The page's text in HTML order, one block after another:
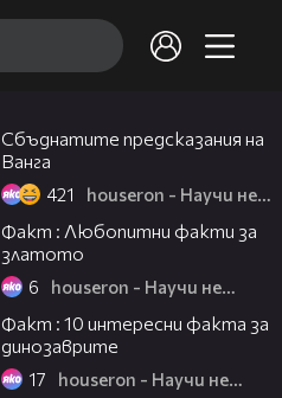
Сбъднатите предсказания на
Ванга
421 houseron - Научи нещо ново
Факт : Любопитни факти за
златото
6 houseron - Научи нещо ново
Факт : 10 интересни факта за
динозаврите
17 houseron - Научи нещо ново